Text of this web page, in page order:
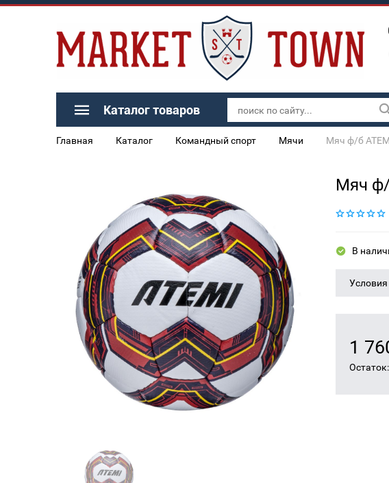
Каталог товаров
Главная Каталог Командный спорт Мячи Мяч ф/б
Мяч ф/
В
Условия
1
Остаток: